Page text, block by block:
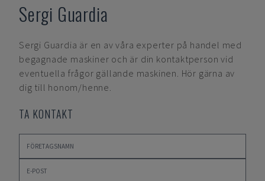
Sergi Guardia
Sergi Guardia är en av våra experter på handel med
begagnade maskiner och är din kontaktperson vid
eventuella frågor gällande maskinen. Hör gärna av
dig till honom/henne.
TA KONTAKT